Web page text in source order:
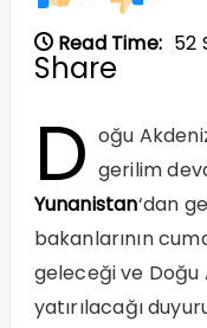
Read Time: 52
Share
D oğu
gerilim
Yunanistan‘dan
bakanlarının
geleceği ve Doğu
yatırılacağı